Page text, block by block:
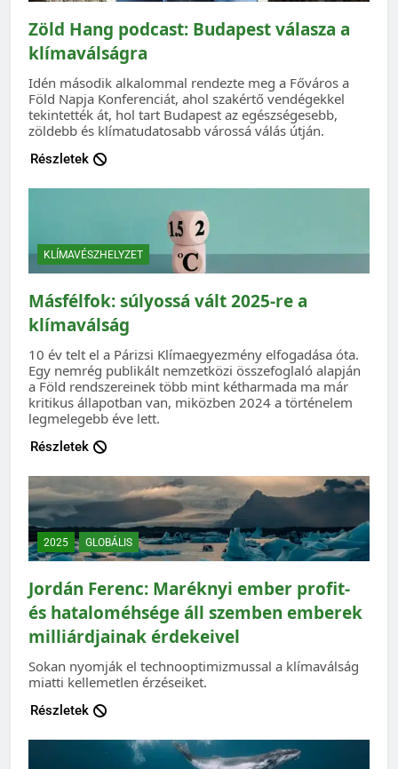
Zöld Hang podcast: Budapest válasza a
klímaválságra
Idén második alkalommal rendezte meg a Főváros a
Föld Napja Konferenciát, ahol szakértő vendégekkel
tekintették át, hol tart Budapest az egészségesebb,
zöldebb és klímatudatosabb várossá válás útján.
Részletek
KLÍMAVÉSZHELYZET
Másfélfok: súlyossá vált 2025-re a
klímaválság
10 év telt el a Párizsi Klímaegyezmény elfogadása óta.
Egy nemrég publikált nemzetközi összefoglaló alapján
a Föld rendszereinek több mint kétharmada ma már
kritikus állapotban van, miközben 2024 a történelem
legmelegebb éve lett.
Részletek
2025 GLOBÁLIS
Jordán Ferenc: Maréknyi ember profit-
és hataloméhsége áll szemben emberek
milliárdjainak érdekeivel
Sokan nyomják el technooptimizmussal a klímaválság
miatti kellemetlen érzéseiket.
Részletek